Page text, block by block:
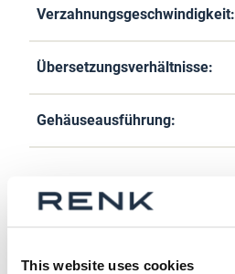
This website uses cookies
Verzahnungsgeschwindigkeit:
Übersetzungsverhältnisse:
Gehäuseausführung:
Antriebsvarianten: